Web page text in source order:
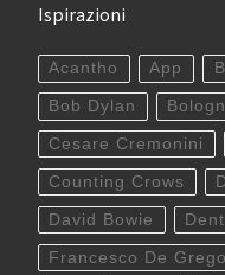
Ispirazioni
Acantho App
Bob Dylan
Cesare Cremonini
Counting Crows
David Bowie
Francesco De